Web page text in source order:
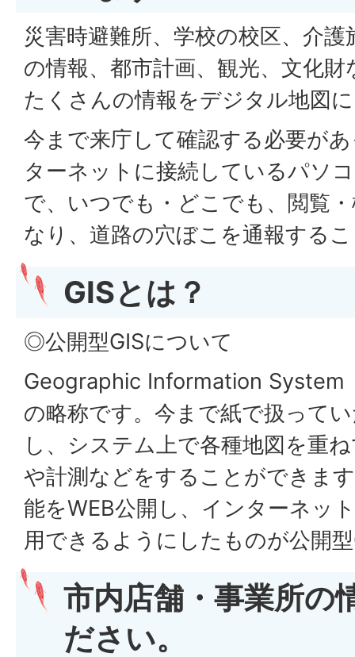
災害時避難所、学校の校区、介
の情報、都市計画、観光、文化
たくさんの情報をデジタル地図
今まで来庁して確認する必要が
ターネットに接続しているパソ
で、いつでも・どこでも、閲覧
なり、道路の穴ぼこを通報する
GISとは？
◎公開型GISについて
Geographic Information System
の略称です。今まで紙で扱って
し、システム上で各種地図を重
や計測などをすることができま
能をWEB公開し、インターネッ
用できるようにしたものが公開
市内店舗・事業所の
ださい。